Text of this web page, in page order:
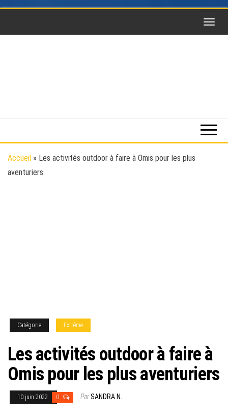
extrême,
Kitesurf,
Accueil » Les activités outdoor à faire à Omis pour les plus
aventuriers
Catégorie Extrême
Les activités outdoor à faire à
Omis pour les plus aventuriers
10 juin 2022 0 ParSANDRA N.